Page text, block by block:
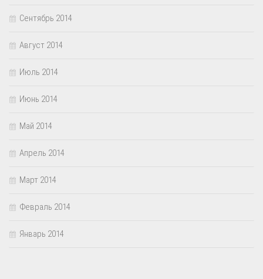
Сентябрь 2014
Август 2014
Июль 2014
Июнь 2014
Май 2014
Апрель 2014
Март 2014
Февраль 2014
Январь 2014